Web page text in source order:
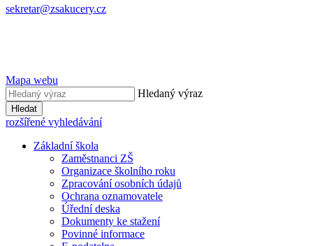
sekretar@zsakucery.cz
Mapa webu
Hledaný výraz
Hledat
rozšířené vyhledávání
Základní škola
Zaměstnanci ZŠ
Organizace školního roku
Zpracování osobních údajů
Ochrana oznamovatele
Úřední deska
Dokumenty ke stažení
Povinné informace